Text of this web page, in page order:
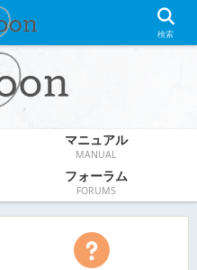
料テーマ
マニュアル
MANUAL
フォーラム
FORUMS
検索